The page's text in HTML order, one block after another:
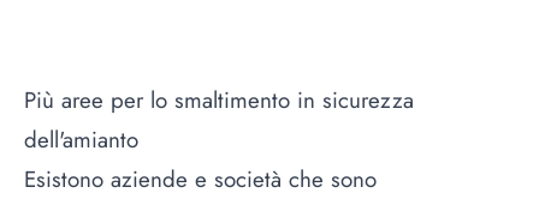
Più aree per lo smaltimento in sicurezza
dell'amianto
Esistono aziende e società che sono